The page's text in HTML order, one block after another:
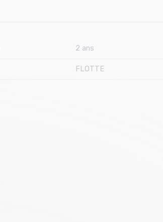
2 ans
FLOTTE